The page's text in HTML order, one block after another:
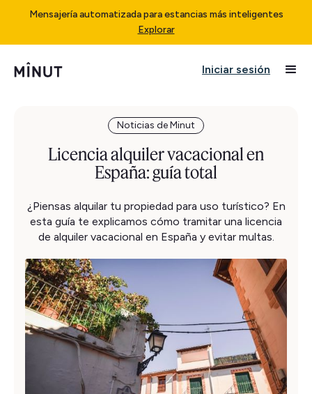
Mensajería automatizada para estancias más inteligentes
Explorar
Iniciar sesión
Noticias de Minut
Licencia alquiler vacacional en
España: guía total
¿Piensas alquilar tu propiedad para uso turístico? En
esta guía te explicamos cómo tramitar una licencia
de alquiler vacacional en España y evitar multas.